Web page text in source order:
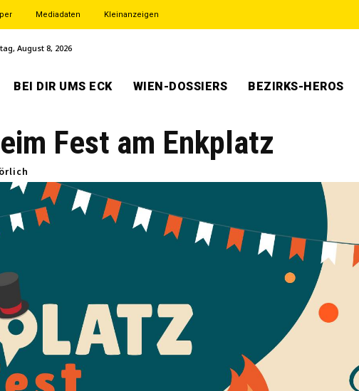
Mediadaten Kleinanzeigen
August 8, 2026
BEI DIR UMS ECK WIEN-DOSSIERS BEZIRKS-HEROS
Fest am Enkplatz